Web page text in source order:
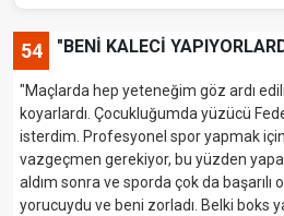
54 "BENİ KALECİ
"Maçlarda hep yeteneğim göz ardı
koyarlardı. Çocukluğumda yüzücü
isterdim. Profesyonel spor yapmak
vazgeçmen gerekiyor, bu yüzden
aldım sonra ve sporda çok da başarılı
yorucuydu ve beni zorladı. Belki boks